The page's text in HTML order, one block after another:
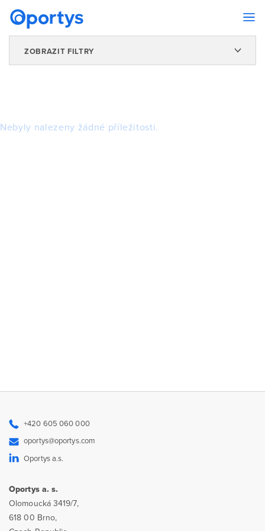
ZOBRAZIT FILTRY
Nebyly nalezeny žádné příležitosti.
+420 605 060 000
oportys@oportys.com
Oportys a.s.
Oportys a. s.
Olomoucká 3419/7,
618 00 Brno,